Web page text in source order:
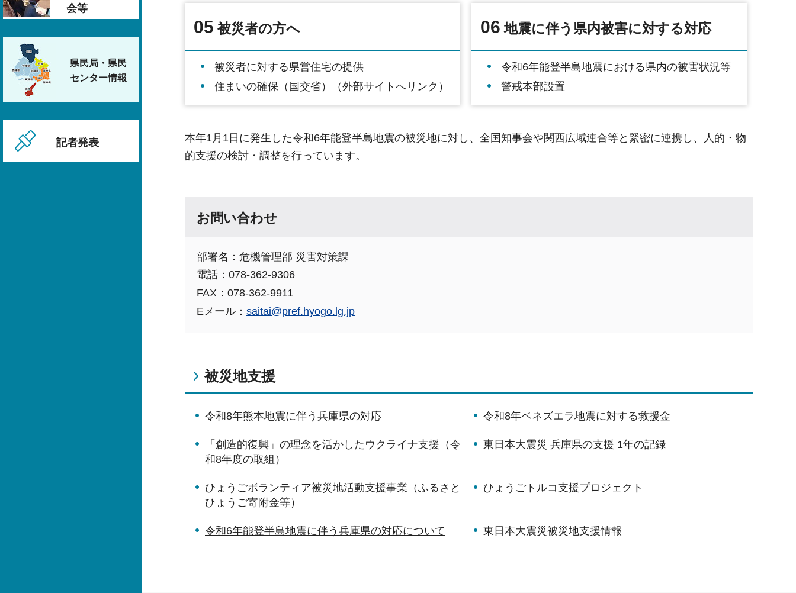
会等
県民局・県民
センター情報
記者発表
05 被災者の方へ
被災者に対する県営住宅の提供
住まいの確保（国交省）（外部サイトへリンク）
06 地震に伴う県内被害に対する対応
令和6年能登半島地震における県内の被害状況等
警戒本部設置
本年1月1日に発生した令和6年能登半島地震の被災地に対し、全国知事会や関西広域連合等と緊密に連携し、人的・物
的支援の検討・調整を行っています。
お問い合わせ
部署名：危機管理部 災害対策課
電話：078-362-9306
FAX：078-362-9911
Eメール： saitai@pref.hyogo.lg.jp
被災地支援
令和8年熊本地震に伴う兵庫県の対応 令和8年ベネズエラ地震に対する救援金
「創造的復興」の理念を活かしたウクライナ支援（令
和8年度の取組）
東日本大震災 兵庫県の支援 1年の記録
ひょうごボランティア被災地活動支援事業（ふるさと
ひょうご寄附金等）
ひょうごトルコ支援プロジェクト
令和6年能登半島地震に伴う兵庫県の対応について 東日本大震災被災地支援情報